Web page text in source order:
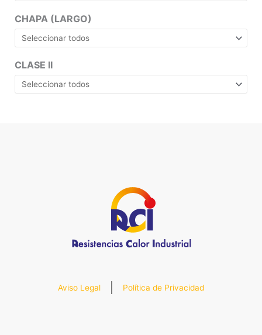
CHAPA (LARGO)
CLASE II
Aviso Legal Política de Privacidad